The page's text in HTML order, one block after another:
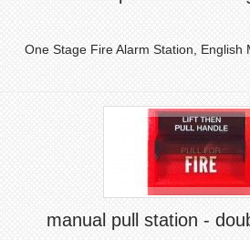
One Stage Fire Alarm Station, English
manual pull station -